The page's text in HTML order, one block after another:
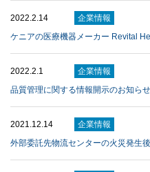
2022.2.14
企業情報
ケニアの医療機器メーカー Revital
2022.2.1
企業情報
品質管理に関する情報開示のお知らせ
2021.12.14
企業情報
外部委託先物流センターの火災発生